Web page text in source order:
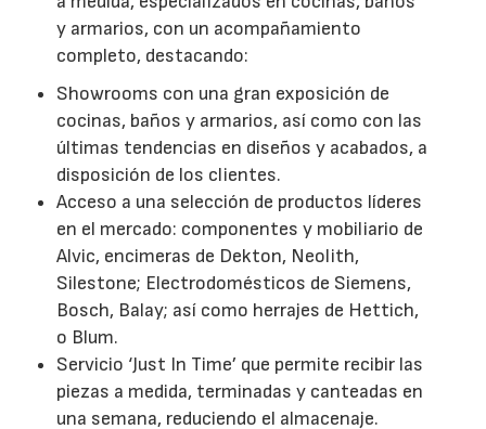
y armarios, con un acompañamiento
completo, destacando:
Showrooms con una gran exposición de
cocinas, baños y armarios, así como con las
últimas tendencias en diseños y acabados, a
disposición de los clientes.
Acceso a una selección de productos líderes
en el mercado: componentes y mobiliario de
Alvic, encimeras de Dekton, Neolith,
Silestone; Electrodomésticos de Siemens,
Bosch, Balay; así como herrajes de Hettich,
o Blum.
Servicio ‘Just In Time’ que permite recibir las
piezas a medida, terminadas y canteadas en
una semana, reduciendo el almacenaje.